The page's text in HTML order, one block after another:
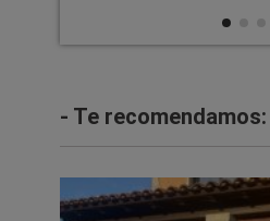
- Te recomendamos: